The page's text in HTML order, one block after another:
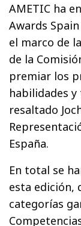
AMETIC ha
Awards
el marco de
de la
premiar los
habilidades
resaltado
España.
En total se
esta edición,
categorías